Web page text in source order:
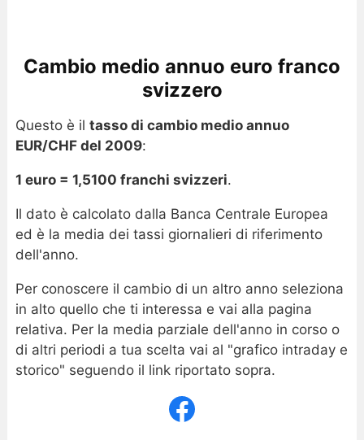
Cambio medio annuo euro franco
svizzero
Questo è il tasso di cambio medio annuo
EUR/CHF del 2009:
1 euro = 1,5100 franchi svizzeri.
Il dato è calcolato dalla Banca Centrale Europea
ed è la media dei tassi giornalieri di riferimento
dell'anno.
Per conoscere il cambio di un altro anno seleziona
in alto quello che ti interessa e vai alla pagina
relativa. Per la media parziale dell'anno in corso o
di altri periodi a tua scelta vai al "grafico intraday e
storico" seguendo il link riportato sopra.